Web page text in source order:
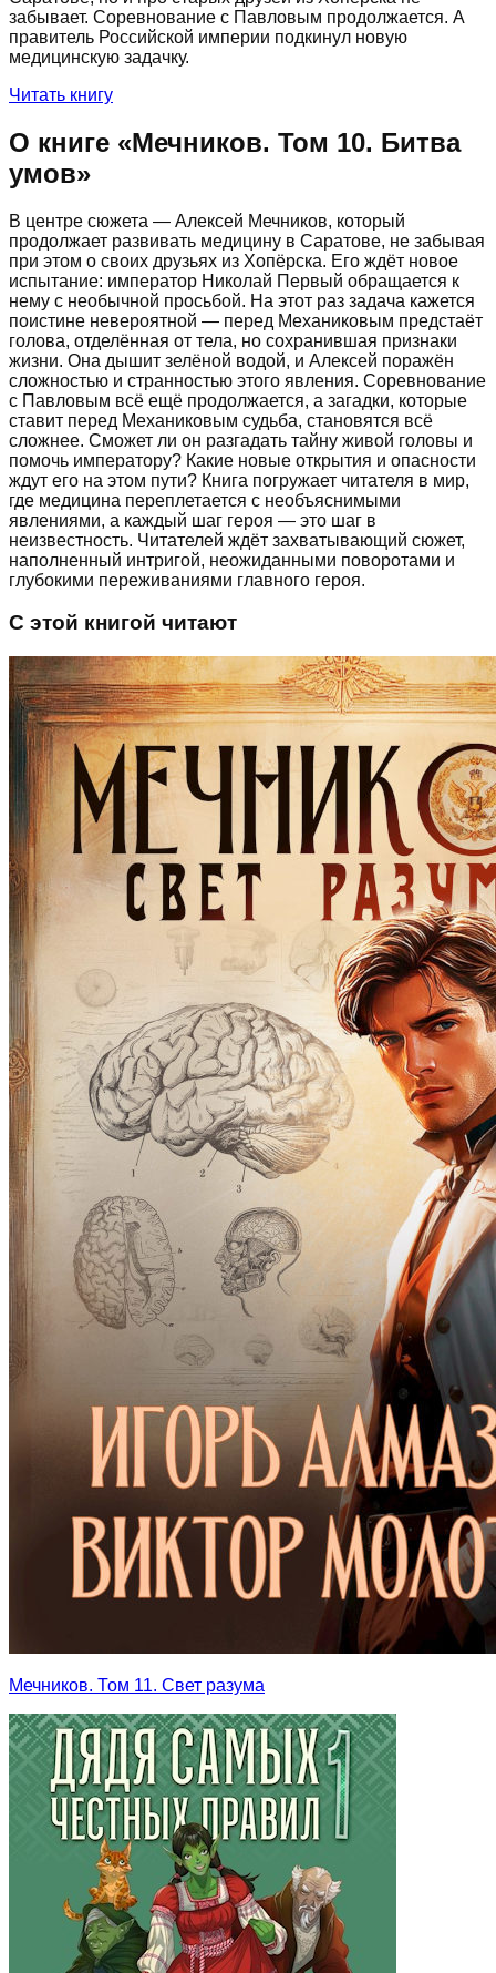
забывает. Соревнование с Павловым продолжается. А
правитель Российской империи подкинул новую
медицинскую задачку.
Читать книгу
О книге «Мечников. Том 10. Битва
умов»
В центре сюжета — Алексей Мечников, который
продолжает развивать медицину в Саратове, не забывая
при этом о своих друзьях из Хопёрска. Его ждёт новое
испытание: император Николай Первый обращается к
нему с необычной просьбой. На этот раз задача кажется
поистине невероятной — перед Механиковым предстаёт
голова, отделённая от тела, но сохранившая признаки
жизни. Она дышит зелёной водой, и Алексей поражён
сложностью и странностью этого явления. Соревнование
с Павловым всё ещё продолжается, а загадки, которые
ставит перед Механиковым судьба, становятся всё
сложнее. Сможет ли он разгадать тайну живой головы и
помочь императору? Какие новые открытия и опасности
ждут его на этом пути? Книга погружает читателя в мир,
где медицина переплетается с необъяснимыми
явлениями, а каждый шаг героя — это шаг в
неизвестность. Читателей ждёт захватывающий сюжет,
наполненный интригой, неожиданными поворотами и
глубокими переживаниями главного героя.
С этой книгой читают
Мечников. Том 11. Свет разума